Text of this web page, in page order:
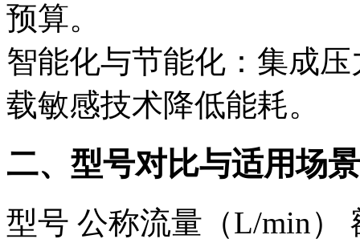
预算。
智能化与节能化‌：集成
载敏感技术降低能耗。
二、型号对比与适用场景
型号‌ ‌公称流量（L/min）‌